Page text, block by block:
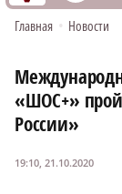
Главная • Новости
«ШОС+»
России»
19:10, 21.10.2020